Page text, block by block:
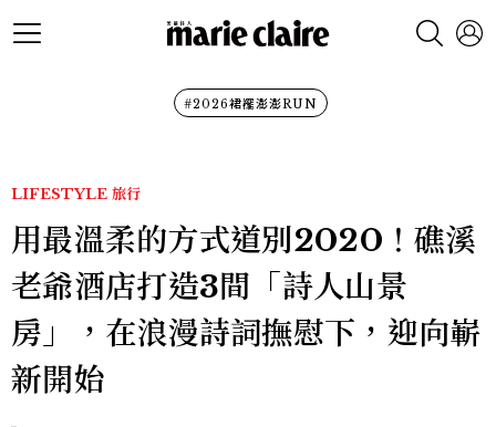
#2026裙襬澎澎RUN
LIFESTYLE 旅行
用最溫柔的方式道別2020！礁溪
老爺酒店打造3間「詩人山景
房」，在浪漫詩詞撫慰下，迎向嶄
新開始